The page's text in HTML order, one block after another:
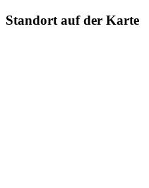
Standort auf der Karte